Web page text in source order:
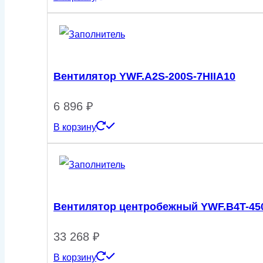
Вентилятор YWF.A2S-200S-7HIIA10
6 896 ₽
В корзину
Вентилятор центробежный YWF.B4T-
33 268 ₽
В корзину